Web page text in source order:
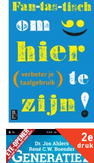
2e
druk